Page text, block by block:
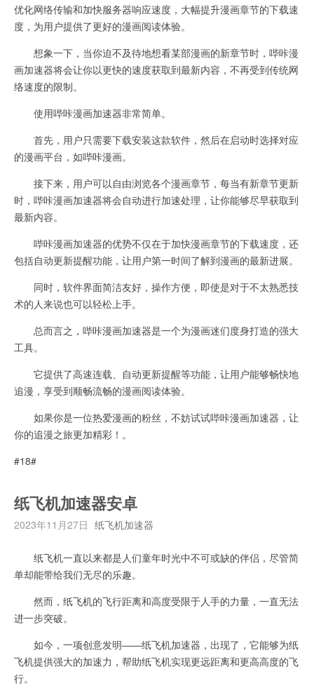
优化网络传输和加快服务器响应速度，大幅提升漫画章节的下载速
度，为用户提供了更好的漫画阅读体验。
想象一下，当你迫不及待地想看某部漫画的新章节时，哔咔漫
画加速器将会让你以更快的速度获取到最新内容，不再受到传统网
络速度的限制。
使用哔咔漫画加速器非常简单。
首先，用户只需要下载安装这款软件，然后在启动时选择对应
的漫画平台，如哔咔漫画。
接下来，用户可以自由浏览各个漫画章节，每当有新章节更新
时，哔咔漫画加速器将会自动进行加速处理，让你能够尽早获取到
最新内容。
哔咔漫画加速器的优势不仅在于加快漫画章节的下载速度，还
包括自动更新提醒功能，让用户第一时间了解到漫画的最新进展。
同时，软件界面简洁友好，操作方便，即使是对于不太熟悉技
术的人来说也可以轻松上手。
总而言之，哔咔漫画加速器是一个为漫画迷们度身打造的强大
工具。
它提供了高速连载、自动更新提醒等功能，让用户能够畅快地
追漫，享受到顺畅流畅的漫画阅读体验。
如果你是一位热爱漫画的粉丝，不妨试试哔咔漫画加速器，让
你的追漫之旅更加精彩！。
#18#
纸飞机加速器安卓
2023年11月27日 纸飞机加速器
纸飞机一直以来都是人们童年时光中不可或缺的伴侣，尽管简
单却能带给我们无尽的乐趣。
然而，纸飞机的飞行距离和高度受限于人手的力量，一直无法
进一步突破。
如今，一项创意发明——纸飞机加速器，出现了，它能够为纸
飞机提供强大的加速力，帮助纸飞机实现更远距离和更高高度的飞
行。